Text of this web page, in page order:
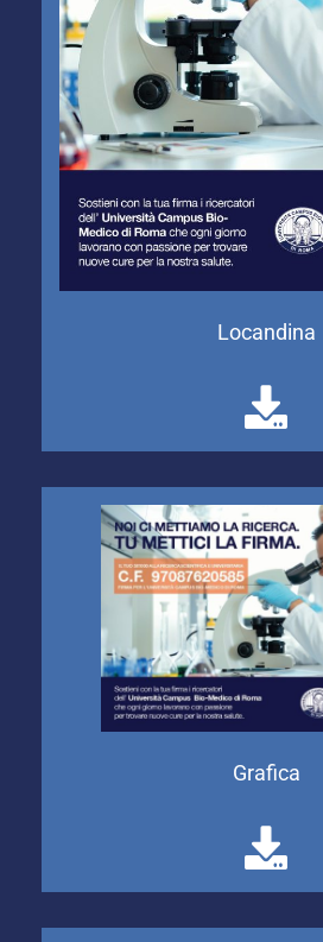
Locandina
Grafica